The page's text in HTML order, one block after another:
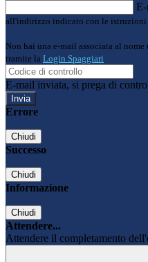
all'indirizzo indicato con le istruzioni
Non hai una e-mail associata al
tramite la Login Spaggiari
E-mail inviata, si prega di
Errore
Chiudi
Successo
Chiudi
Informazione
Chiudi
Attendere...
Attendere il completamento